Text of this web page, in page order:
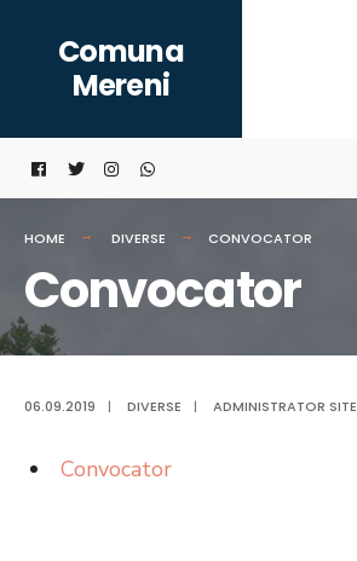
content
Comuna
Mereni
HOME DIVERSE CONVOCATOR
Convocator
06.09.2019 | DIVERSE | ADMINISTRATOR SITE
Convocator
for: